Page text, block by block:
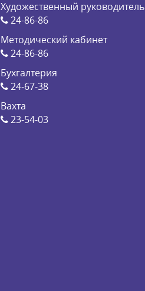
Художественный руководитель
24-86-86
Методический кабинет
24-86-86
Бухгалтерия
24-67-38
Вахта
23-54-03